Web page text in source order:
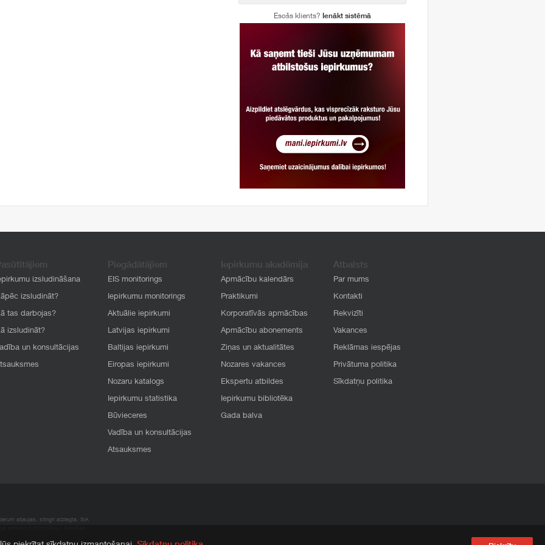
Esošs klients? Ienākt sistēmā
izsludināšana
izsludināt?
tas darbojas?
izsludināt?
un konsultācijas
Piegādātājiem
EIS monitorings
Iepirkumu monitorings
Aktuālie iepirkumi
Latvijas iepirkumi
Baltijas iepirkumi
Eiropas iepirkumi
Nozaru katalogs
Iepirkumu statistika
Būvieceres
Vadība un konsultācijas
Atsauksmes
Iepirkumu akadēmija
Apmācību kalendārs
Praktikumi
Korporatīvās apmācības
Apmācību abonements
Ziņas un aktualitātes
Nozares vakances
Ekspertu atbildes
Iepirkumu bibliotēka
Gada balva
Atbalsts
Par mums
Kontakti
Rekvizīti
Vakances
Reklāmas iespējas
Privātuma politika
Sīkdatņu politika
atļaujas, stingri aizliegta. SIA